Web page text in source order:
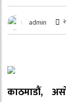
admin
काठमाडौं,